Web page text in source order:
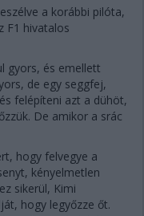
a korábbi pilóta,
F1 hivatalos
gyors, és emellett
de egy seggfej,
felépíteni azt a dühöt,
De amikor a srác
hogy felvegye a
kényelmetlen
sikerül, Kimi
hogy legyőzze őt.